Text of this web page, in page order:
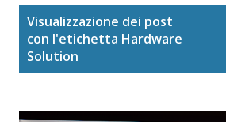
Visualizzazione dei post
con l'etichetta Hardware
Solution